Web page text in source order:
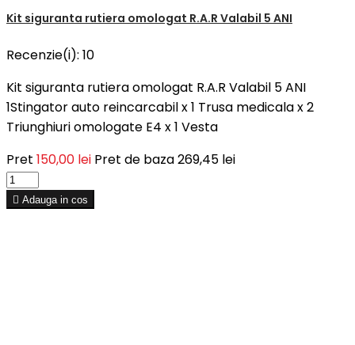
Kit siguranta rutiera omologat R.A.R Valabil 5 ANI
Recenzie(i): 10
Kit siguranta rutiera omologat R.A.R Valabil 5 ANI
1Stingator auto reincarcabil x 1 Trusa medicala x 2
Triunghiuri omologate E4 x 1 Vesta
Pret 150,00 lei Pret de baza269,45 lei
 Adauga in cos